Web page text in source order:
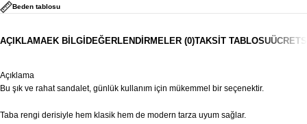
Beden tablosu
AÇIKLAMAEK BILGIDEĞERLENDIRMELER (0)TAKSIT TABLOSU
Açıklama
Bu şık ve rahat sandalet, günlük kullanım için mükemmel bir seçenektir.
Taba rengi derisiyle hem klasik hem de modern tarza uyum sağlar.